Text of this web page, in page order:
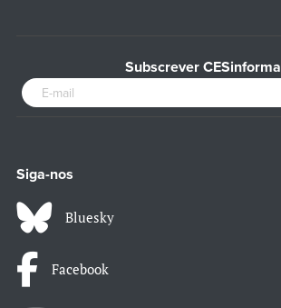
Subscrever CESinforma
Siga-nos
Bluesky
Facebook